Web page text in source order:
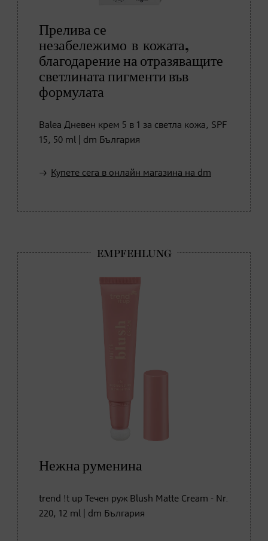
Прелива се
незабележимо в кожата,
благодарение на отразяващите
светлината пигменти във
формулата
Balea Дневен крем 5 в 1 за светла кожа, SPF
15, 50 ml | dm България
Купете сега в онлайн магазина на dm
Нежна руменина
trend !t up Течен руж Blush Matte Cream - Nr.
220, 12 ml | dm България